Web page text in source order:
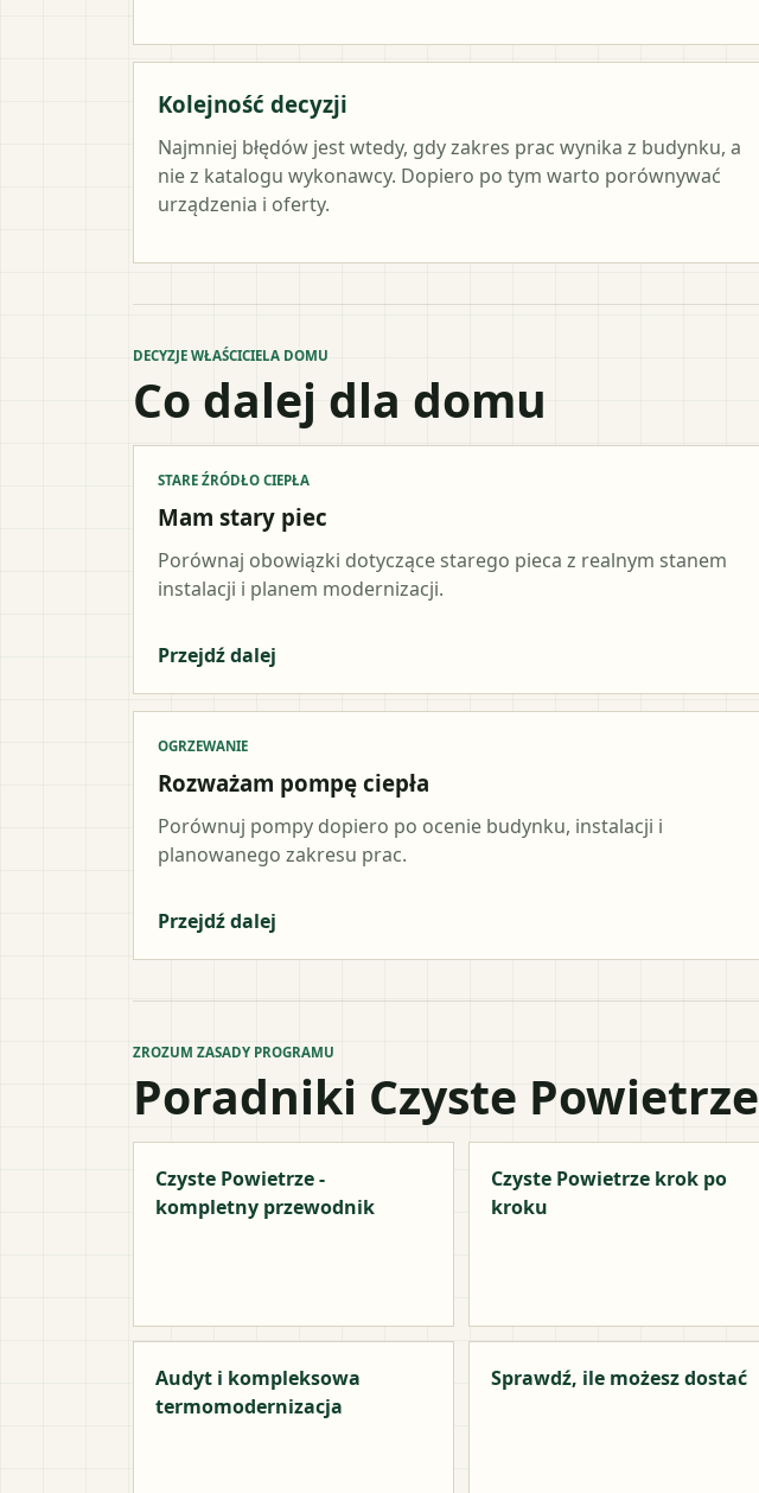
Kolejność decyzji
Najmniej błędów jest wtedy, gdy zakres prac wynika z budynku, a
nie z katalogu wykonawcy. Dopiero po tym warto porównywać
urządzenia i oferty.
DECYZJE WŁAŚCICIELA DOMU
Co dalej dla domu
STARE ŹRÓDŁO CIEPŁA
Mam stary piec
Porównaj obowiązki dotyczące starego pieca z realnym stanem
instalacji i planem modernizacji.
Przejdź dalej
OGRZEWANIE
Rozważam pompę ciepła
Porównuj pompy dopiero po ocenie budynku, instalacji i
planowanego zakresu prac.
Przejdź dalej
ZROZUM ZASADY PROGRAMU
Poradniki Czyste Powietrze
Czyste Powietrze -
kompletny przewodnik
Czyste Powietrze krok po
kroku
Audyt i kompleksowa
termomodernizacja
Sprawdź, ile możesz dostać